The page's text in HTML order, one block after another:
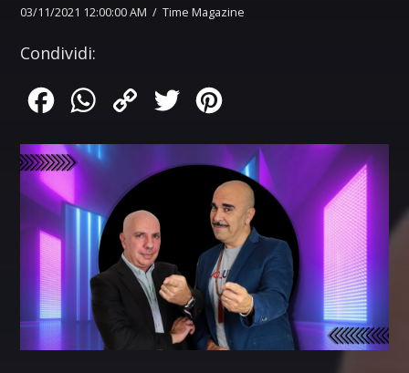
03/11/2021 12:00:00 AM / Time Magazine
Condividi:
FacebookWhatsApp
Copy
Twitter